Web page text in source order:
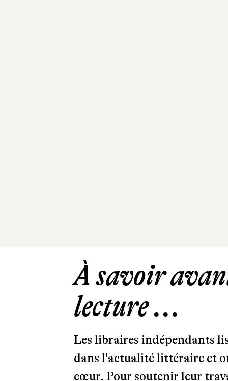
À savoir
lecture ...
Les libraires indépendants
dans l'actualité littéraire et
cœur. Pour soutenir leur